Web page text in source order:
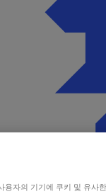
용자의 기기에 쿠키 및 유